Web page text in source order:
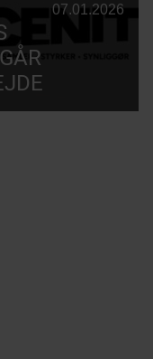
07.01.2026